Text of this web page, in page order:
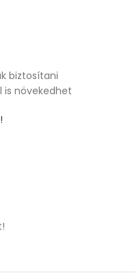
biztosítani
is növekedhet